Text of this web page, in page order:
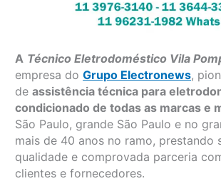
A Técnico Eletrodoméstico Vila
empresa doGrupo Electronews,
deassistência técnica para
condicionado de todas as marcas e
São Paulo, grande São Paulo e no
mais de 40 anos no ramo, prestando
qualidade e comprovada parceria
clientes e fornecedores.